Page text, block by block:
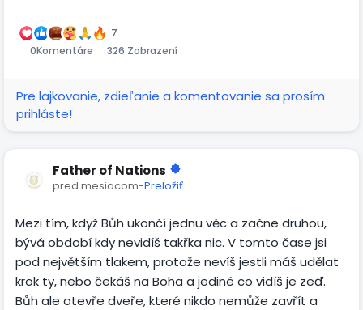
Právě jsme v procesu usazování se v Česku a poté mě
Bůh vede do práce na Božím poli v České republice a
bude věrný i dál. Evangelium se bude šířit, lidé budou
dotčení Duchem Svatým a to co probíhá dnes, za pár
řadě míst a použije si řadu zdánlivě maličkých. Ale
součástí toho bude i příprava, která pro mnoho lidí
dozrát a dospět. Uprostřed toho ale Bůh bude s
tebou.
7
0Komentáre 326 Zobrazení
Pre lajkovanie, zdieľanie a komentovanie sa prosím
prihláste!
Father of Nations
pred mesiacom-Preložiť
Mezi tím, když Bůh ukončí jednu věc a začne druhou,
bývá období kdy nevidíš takřka nic. V tomto čase jsi
pod největším tlakem, protože nevíš jestli máš udělat
krok ty, nebo čekáš na Boha a jediné co vidíš je zeď.
Bůh ale otevře dveře, které nikdo nemůže zavřít a